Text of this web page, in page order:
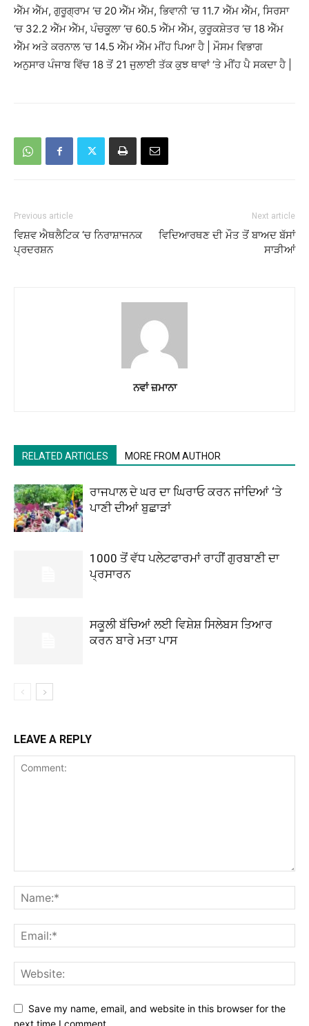
ਐੱਮ ਐੱਮ, ਗੁਰੂਗ੍ਰਾਮ ‘ਚ 20 ਐੱਮ ਐੱਮ, ਭਿਵਾਨੀ ‘ਚ 11.7 ਐੱਮ ਐੱਮ, ਸਿਰਸਾ
‘ਚ 32.2 ਐੱਮ ਐੱਮ, ਪੰਚਕੂਲਾ ‘ਚ 60.5 ਐੱਮ ਐੱਮ, ਕੁਰੂਕਸ਼ੇਤਰ ‘ਚ 18 ਐੱਮ
ਐੱਮ ਅਤੇ ਕਰਨਾਲ ‘ਚ 14.5 ਐੱਮ ਐੱਮ ਮੀਂਹ ਪਿਆ ਹੈ | ਮੌਸਮ ਵਿਭਾਗ
ਅਨੁਸਾਰ ਪੰਜਾਬ ਵਿੱਚ 18 ਤੋਂ 21 ਜੁਲਾਈ ਤੱਕ ਕੁਝ ਥਾਵਾਂ ‘ਤੇ ਮੀਂਹ ਪੈ ਸਕਦਾ ਹੈ |
Previous article
ਵਿਸ਼ਵ ਐਥਲੈਟਿਕ ‘ਚ ਨਿਰਾਸ਼ਾਜਨਕ
ਪ੍ਰਦਰਸ਼ਨ
Next article
ਵਿਦਿਆਰਥਣ ਦੀ ਮੌਤ ਤੋਂ ਬਾਅਦ ਬੱਸਾਂ
ਸਾੜੀਆਂ
ਨਵਾਂ ਜ਼ਮਾਨਾ
RELATED ARTICLES MORE FROM AUTHOR
ਰਾਜਪਾਲ ਦੇ ਘਰ ਦਾ ਘਿਰਾਓ ਕਰਨ ਜਾਂਦਿਆਂ ‘ਤੇ
ਪਾਣੀ ਦੀਆਂ ਬੁਛਾੜਾਂ
1000 ਤੋਂ ਵੱਧ ਪਲੇਟਫਾਰਮਾਂ ਰਾਹੀਂ ਗੁਰਬਾਣੀ ਦਾ
ਪ੍ਰਸਾਰਨ
ਸਕੂਲੀ ਬੱਚਿਆਂ ਲਈ ਵਿਸ਼ੇਸ਼ ਸਿਲੇਬਸ ਤਿਆਰ
ਕਰਨ ਬਾਰੇ ਮਤਾ ਪਾਸ
LEAVE A REPLY
Save my name, email, and website in this browser for the